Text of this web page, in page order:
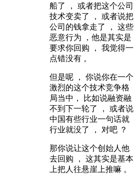
船了 ， 或者把这个公司
技术变卖了 ， 或者说把
公司的钱拿走了 ， 这些
恶意行为 ，他是其实是
要求你回购 ， 我觉得一
点错没有 。
但是呢 ， 你说你在一个
激烈的这个技术竞争格
局当中， 比如说融资融
不到下一轮了 ， 或者说
中国有些行业一句话就
行业就没了 ， 对吧 ？
那你说让这个创始人他
去回购 ， 这其实是基本
上把人往悬崖上推嘛 。